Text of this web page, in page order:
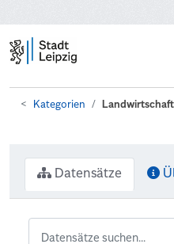
Kategorien
Datensätze